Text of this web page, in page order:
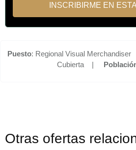
INSCRIBIRME EN
Puesto: Regional Visual
Cubierta |
Otras ofertas